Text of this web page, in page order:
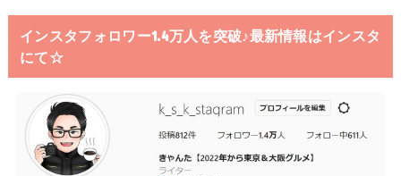
インスタフォロワー1.4万人を突破♪最新情報はインスタ
にて☆